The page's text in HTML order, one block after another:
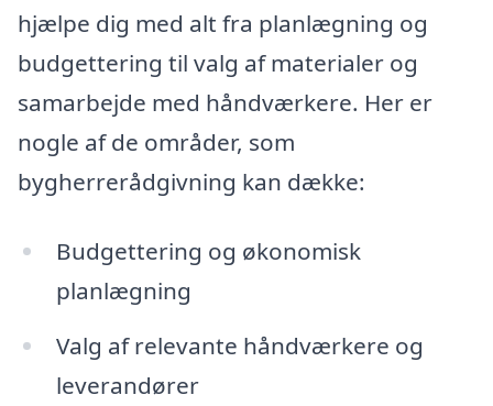
hjælpe dig med alt fra planlægning og
budgettering til valg af materialer og
samarbejde med håndværkere. Her er
nogle af de områder, som
bygherrerådgivning kan dække:
Budgettering og økonomisk
planlægning
Valg af relevante håndværkere og
leverandører